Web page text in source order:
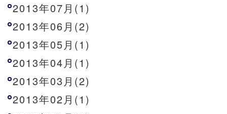
2013年07月(1)
2013年06月(2)
2013年05月(1)
2013年04月(1)
2013年03月(2)
2013年02月(1)